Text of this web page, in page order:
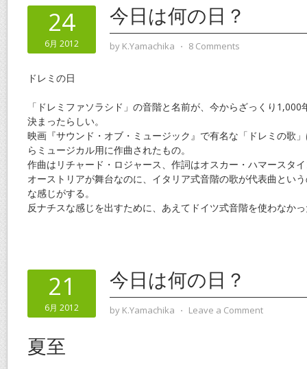
24
6月 2012
今日は何の日？
by K.Yamachika ⋅ 8 Comments
ドレミの日
「ドレミファソラシド」の音階と名前が、今からざっくり
決まったらしい。
映画『サウンド・オブ・ミュージック』で有名な「ドレミの歌
らミュージカル用に作曲されたもの。
作曲はリチャード・ロジャース、作詞はオスカー・ハマースタ
オーストリアが舞台なのに、イタリア式音階の歌が代表曲とい
な感じがする。
反ナチスな感じを出すために、あえてドイツ式音階を使わなか
21
6月 2012
今日は何の日？
by K.Yamachika ⋅ Leave a Comment
夏至